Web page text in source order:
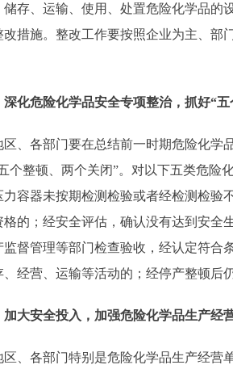
储存、运输、使用、处置危险化学品
改措施。整改工作要按照企业为主、部
危险化学品安全专项整治，抓好“五
各部门要在总结前一时期危险化学品
个整顿、两个关闭”。对以下五类危险
力容器未按期检测检验或者经检测检验
格的；经安全评估，确认没有达到安全
监督管理等部门检查验收，经认定符合
、经营、运输等活动的；经停产整顿后
加大安全投入，加强危险化学品生产经
各部门特别是危险化学品生产经营单